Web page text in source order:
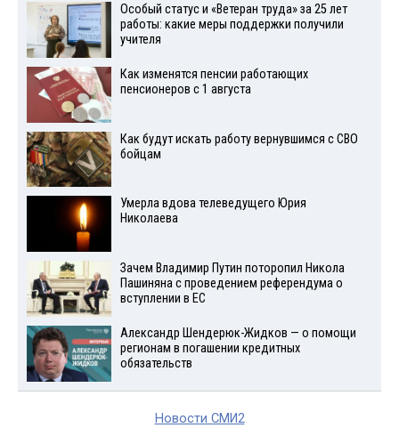
Особый статус и «Ветеран труда» за 25 лет
работы: какие меры поддержки получили
учителя
Как изменятся пенсии работающих
пенсионеров с 1 августа
Как будут искать работу вернувшимся с СВО
бойцам
Умерла вдова телеведущего Юрия
Николаева
Зачем Владимир Путин поторопил Никола
Пашиняна с проведением референдума о
вступлении в ЕС
Александр Шендерюк-Жидков — о помощи
регионам в погашении кредитных
обязательств
Новости СМИ2